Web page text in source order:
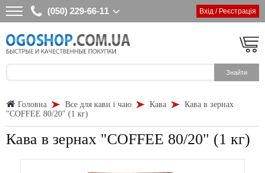
(050) 229-66-11 Вхід / Реєстрація
Головна Все для кави і чаю Кава
Кава в зернах
"COFFEE 80/20" (1 кг)
Кава в зернах "COFFEE 80/20" (1 кг)